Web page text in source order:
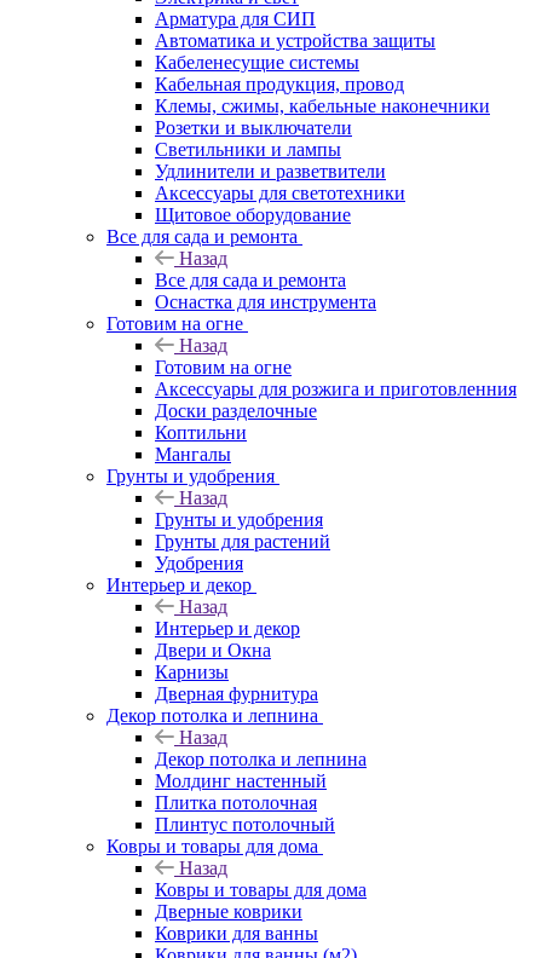
Арматура для СИП
Автоматика и устройства защиты
Кабеленесущие системы
Кабельная продукция, провод
Клемы, сжимы, кабельные наконечники
Розетки и выключатели
Светильники и лампы
Удлинители и разветвители
Аксессуары для светотехники
Щитовое оборудование
Все для сада и ремонта
Назад
Все для сада и ремонта
Оснастка для инструмента
Готовим на огне
Назад
Готовим на огне
Аксессуары для розжига и приготовленния
Доски разделочные
Коптильни
Мангалы
Грунты и удобрения
Назад
Грунты и удобрения
Грунты для растений
Удобрения
Интерьер и декор
Назад
Интерьер и декор
Двери и Окна
Карнизы
Дверная фурнитура
Декор потолка и лепнина
Назад
Декор потолка и лепнина
Молдинг настенный
Плитка потолочная
Плинтус потолочный
Ковры и товары для дома
Назад
Ковры и товары для дома
Дверные коврики
Коврики для ванны